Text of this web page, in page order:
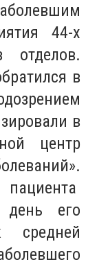
44-х
отделов.
в
в
центр
день его
средней